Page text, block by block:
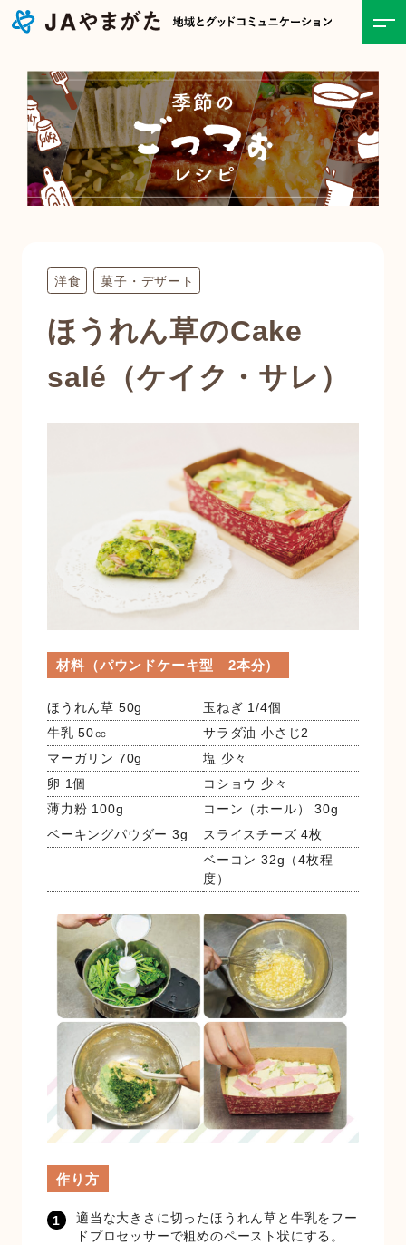
ホーム
JAについて
事業紹介
金融店舗・ATM一覧
広報紙一覧
採用情報
洋食 菓子・デザート
ほうれん草のCake
salé（ケイク・サレ）
材料（パウンドケーキ型 2本分）
ほうれん草 50g
玉ねぎ 1/4個
牛乳 50㏄
サラダ油 小さじ2
マーガリン 70g
塩 少々
卵 1個
コショウ 少々
薄力粉 100g
コーン（ホール） 30g
ベーキングパウダー 3g
スライスチーズ 4枚
ベーコン 32g（4枚程
度）
作り方
適当な大きさに切ったほうれん草と牛乳をフー
ドプロセッサーで粗めのペースト状にする。